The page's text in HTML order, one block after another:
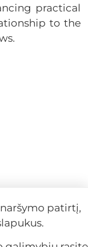
practical
to the
patirtį,